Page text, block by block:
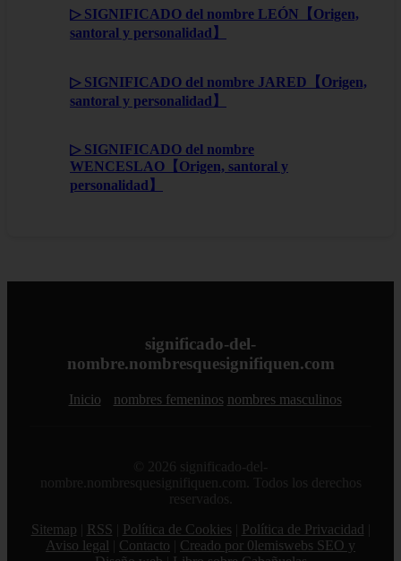
▷ SIGNIFICADO del nombre LEÓN【Origen,
santoral y personalidad】
▷ SIGNIFICADO del nombre JARED【Origen,
santoral y personalidad】
▷ SIGNIFICADO del nombre
WENCESLAO【Origen, santoral y
personalidad】
significado-del-
nombre.nombresquesignifiquen.com
Inicio nombres femeninos nombres masculinos
© 2026 significado-del-
nombre.nombresquesignifiquen.com. Todos los derechos
reservados.
Sitemap
RSS Política de Cookies Política de Privacidad
Aviso legal
Contacto
Creado por 0lemiswebs SEO y